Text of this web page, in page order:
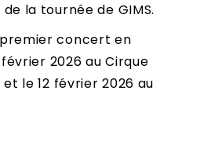
la tournée de GIMS.
premier concert en
2026 au Cirque
le 12 février 2026 au